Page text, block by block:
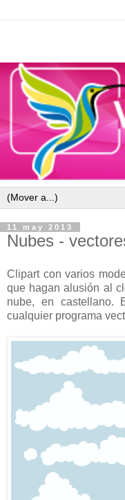
11 may 2013
Nubes -
Clipart con varios
que hagan alusión al
nube, en castellano.
cualquier programa